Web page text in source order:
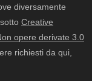
diversamente
Creative
opere derivate 3.0
richiesti da qui,